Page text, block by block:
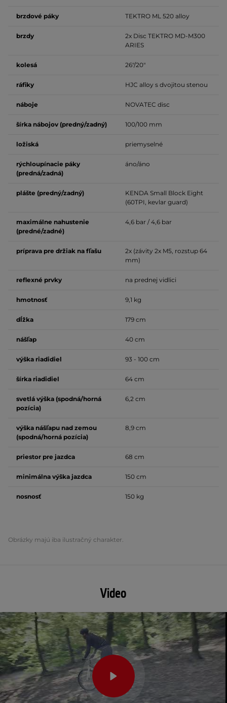
brzdové páky TEKTRO ML 520 alloy
brzdy 2x Disc TEKTRO MD-M300
ARIES
kolesá 26"/20"
ráfiky HJC alloy s dvojitou stenou
náboje NOVATEC disc
šírka nábojov (predný/zadný) 100/100 mm
ložiská priemyselné
rýchloupínacie páky
(predná/zadná)
áno/áno
plášte (predný/zadný)
KENDA Small Block Eight
(60TPI, kevlar guard)
maximálne nahustenie
(predné/zadné)
4,6 bar / 4,6 bar
príprava pre držiak na fľašu
2x (závity 2x M5, rozstup 64
mm)
reflexné prvky na prednej vidlici
hmotnosť 9,1 kg
dĺžka 179 cm
nášľap 40 cm
výška riadidiel 93 - 100 cm
šírka riadidiel 64 cm
svetlá výška (spodná/horná
pozícia)
6,2 cm
výška nášľapu nad zemou
(spodná/horná pozícia)
8,9 cm
priestor pre jazdca 68 cm
minimálna výška jazdca 150 cm
nosnosť 150 kg
Obrázky majú iba ilustračný charakter.
Video